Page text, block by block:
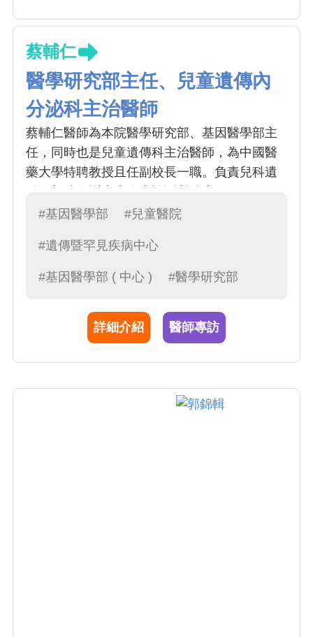
蔡輔仁
醫學研究部主任、兒童遺傳內
分泌科主治醫師
蔡輔仁醫師為本院醫學研究部、基因醫學部主
任，同時也是兒童遺傳科主治醫師，為中國醫
藥大學特聘教授且任副校長一職。負責兒科遺
#基因醫學部
#兒童醫院
#遺傳暨罕見疾病中心
#基因醫學部 ( 中心 ) #醫學研究部
詳細介紹 醫師專訪